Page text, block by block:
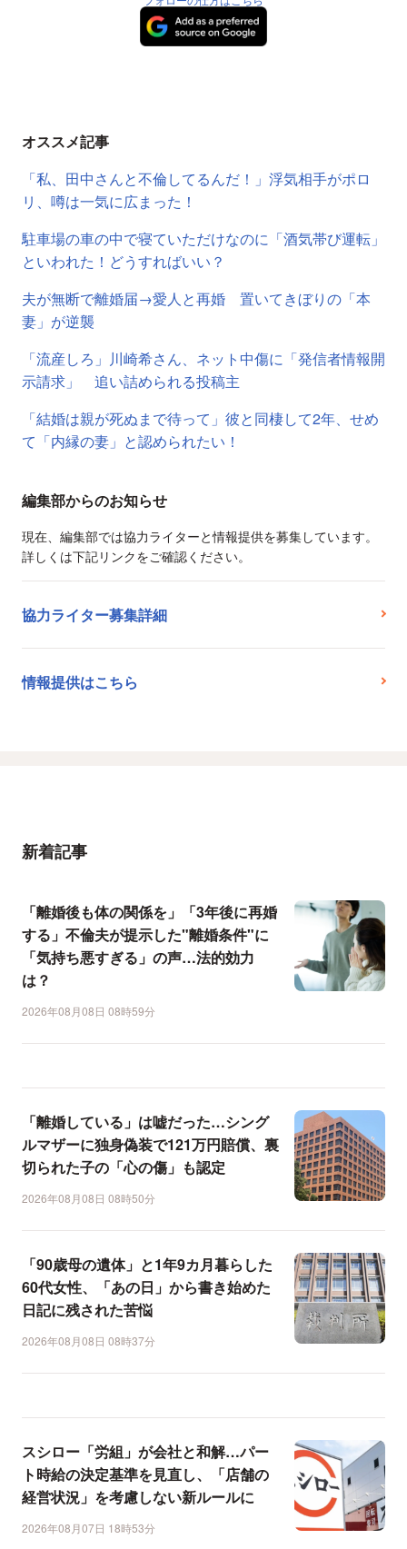
オススメ記事
「私、田中さんと不倫してるんだ！」浮気相手がポロ
リ、噂は一気に広まった！
駐車場の車の中で寝ていただけなのに「酒気帯び運転」
といわれた！どうすればいい？
夫が無断で離婚届→愛人と再婚 置いてきぼりの「本
妻」が逆襲
「流産しろ」川崎希さん、ネット中傷に「発信者情報開
示請求」 追い詰められる投稿主
「結婚は親が死ぬまで待って」彼と同棲して2年、せめ
て「内縁の妻」と認められたい！
編集部からのお知らせ
現在、編集部では協力ライターと情報提供を募集しています。
詳しくは下記リンクをご確認ください。
協力ライター募集詳細
情報提供はこちら
新着記事
「離婚後も体の関係を」「3年後に再婚
する」不倫夫が提示した"離婚条件"に
「気持ち悪すぎる」の声…法的効力
は？
2026年08月08日 08時59分
「離婚している」は嘘だった…シング
ルマザーに独身偽装で121万円賠償、裏
切られた子の「心の傷」も認定
2026年08月08日 08時50分
「90歳母の遺体」と1年9カ月暮らした
60代女性、「あの日」から書き始めた
日記に残された苦悩
2026年08月08日 08時37分
スシロー「労組」が会社と和解…パー
ト時給の決定基準を見直し、「店舗の
経営状況」を考慮しない新ルールに
2026年08月07日 18時53分